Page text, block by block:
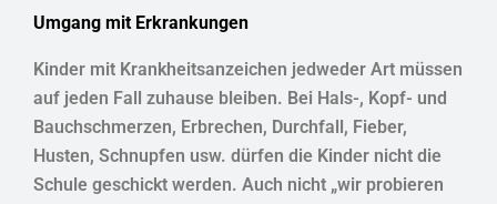
Umgang mit Erkrankungen
Kinder mit Krankheitsanzeichen jedweder Art müssen
auf jeden Fall zuhause bleiben. Bei Hals-, Kopf- und
Bauchschmerzen, Erbrechen, Durchfall, Fieber,
Husten, Schnupfen usw. dürfen die Kinder nicht die
Schule geschickt werden. Auch nicht „wir probieren